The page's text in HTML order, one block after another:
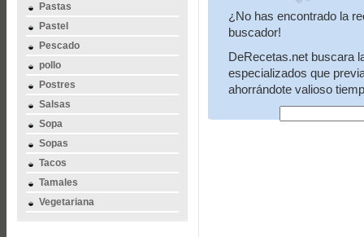
Pastas
Pastel
Pescado
pollo
Postres
Salsas
Sopa
Sopas
Tacos
Tamales
Vegetariana
¿No has encontrado la
buscador!
DeRecetas.net buscara
especializados que
ahorrándote valioso